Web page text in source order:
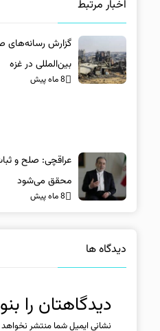
اخبار مرتبط
گزارش رسانه‌های
بین‌المللی در غزه
8 ماه پیش
عراقچی: صلح و
محقق می‌شود
8 ماه پیش
دیدگاه ها
دیدگاهتان را
نشانی ایمیل شما منتشر